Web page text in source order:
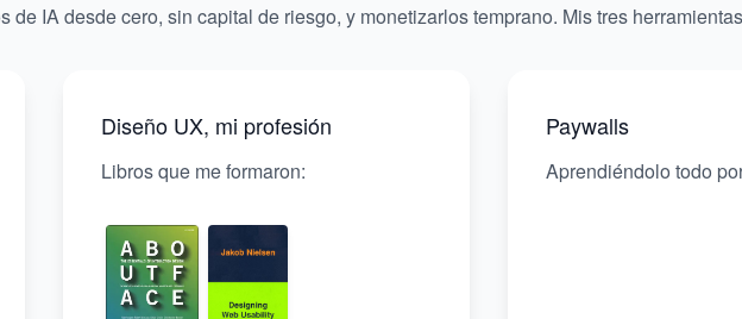
IA desde cero, sin capital de riesgo, y monetizarlos temprano. Mis tres
Diseño UX, mi profesión
Libros que me formaron:
Paywalls
Aprendiéndolo todo